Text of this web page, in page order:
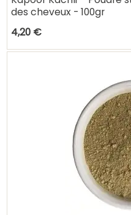
des cheveux - 100gr
4,20 €